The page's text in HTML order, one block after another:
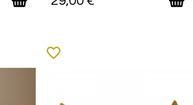
favorite_border